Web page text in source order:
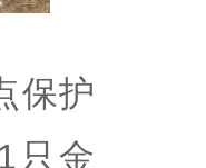
保护
只金